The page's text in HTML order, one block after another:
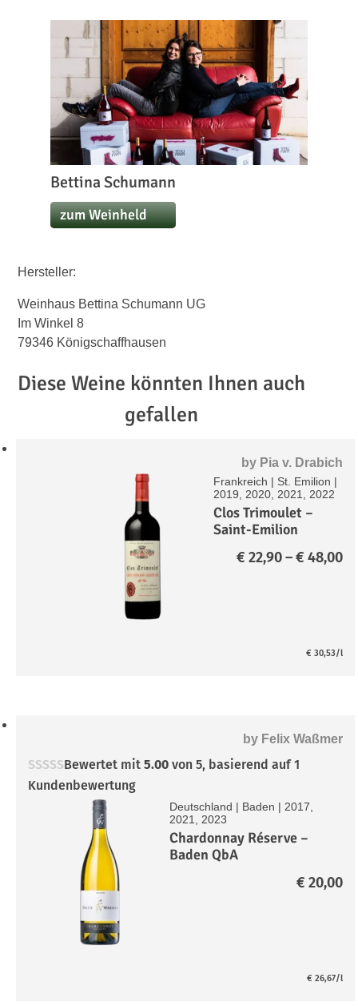
Bettina Schumann
zum Weinheld
Hersteller:
Weinhaus Bettina Schumann UG
Im Winkel 8
79346 Königschaffhausen
Diese Weine könnten Ihnen auch
gefallen
by Pia v. Drabich
Frankreich | St. Emilion |
2019, 2020, 2021, 2022
Clos Trimoulet –
Saint-Emilion
€ 22,90 –€ 48,00
€ 30,53/l
by Felix Waßmer
Bewertet mit5.00 von 5, basierend auf1
Kundenbewertung
Deutschland | Baden | 2017,
2021, 2023
Chardonnay Réserve –
Baden QbA
€ 20,00
€ 26,67/l